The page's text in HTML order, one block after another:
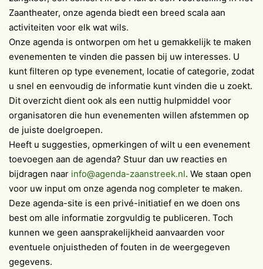
Zaantheater, onze agenda biedt een breed scala aan
activiteiten voor elk wat wils.
Onze agenda is ontworpen om het u gemakkelijk te maken
evenementen te vinden die passen bij uw interesses. U
kunt filteren op type evenement, locatie of categorie, zodat
u snel en eenvoudig de informatie kunt vinden die u zoekt.
Dit overzicht dient ook als een nuttig hulpmiddel voor
organisatoren die hun evenementen willen afstemmen op
de juiste doelgroepen.
Heeft u suggesties, opmerkingen of wilt u een evenement
toevoegen aan de agenda? Stuur dan uw reacties en
bijdragen naar info@agenda-zaanstreek.nl. We staan open
voor uw input om onze agenda nog completer te maken.
Deze agenda-site is een privé-initiatief en we doen ons
best om alle informatie zorgvuldig te publiceren. Toch
kunnen we geen aansprakelijkheid aanvaarden voor
eventuele onjuistheden of fouten in de weergegeven
gegevens.